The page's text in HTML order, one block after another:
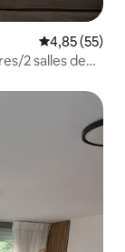
Évaluation
4,85 (55)
2 salles de